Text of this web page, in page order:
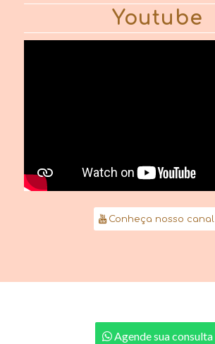
Youtube
Conheça nosso canal
Agende sua consulta